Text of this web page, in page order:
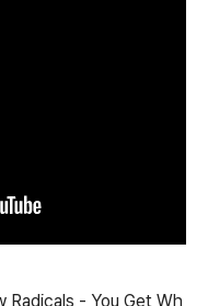
Radicals - You Get Wh